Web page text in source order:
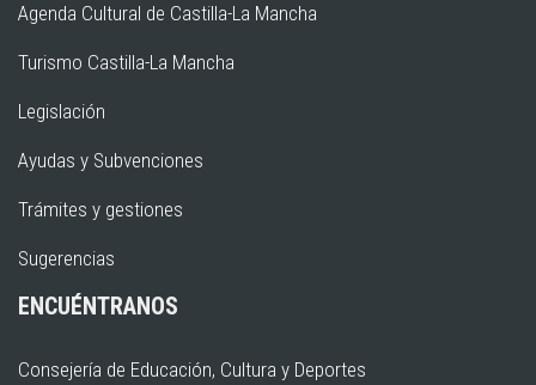
Agenda Cultural de Castilla-La Mancha
Turismo Castilla-La Mancha
Legislación
Ayudas y Subvenciones
Trámites y gestiones
Sugerencias
ENCUÉNTRANOS
Consejería de Educación, Cultura y Deportes